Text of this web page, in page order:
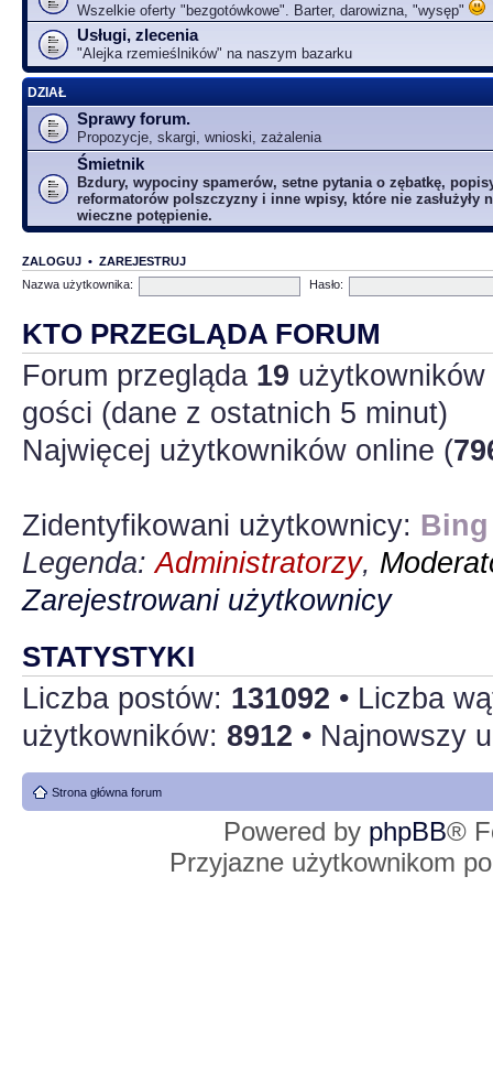
Wszelkie oferty "bezgotówkowe". Barter, darowizna, "wysęp"
Usługi, zlecenia
"Alejka rzemieślników" na naszym bazarku
DZIAŁ
Sprawy forum.
Propozycje, skargi, wnioski, zażalenia
Śmietnik
Bzdury, wypociny spamerów, setne pytania o zębatkę,
reformatorów polszczyzny i inne wpisy, które nie zasłużyły
wieczne potępienie.
ZALOGUJ • ZAREJESTRUJ
Nazwa użytkownika:
Hasło:
KTO PRZEGLĄDA FORUM
Forum przegląda 19
gości (dane z ostatnich 5 minut)
Najwięcej użytkowników online (
Zidentyfikowani użytkownicy:
Legenda:Administratorzy,
Zarejestrowani użytkownicy
STATYSTYKI
Liczba postów: 131092 • Liczba
użytkowników: 8912 • Najnowszy
Strona główna forum
Powered by phpBB®
Przyjazne użytkownikom